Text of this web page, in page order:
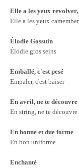
Elle a les yeux
Elle a les yeux
Élodie Gossuin
Élodie gros seins
Emballé, c'est pesé
Empaler, c'est baiser
En avril, ne te découvre
En string, ne te découvre
En bonne et due forme
En bon uniforme
Enchanté